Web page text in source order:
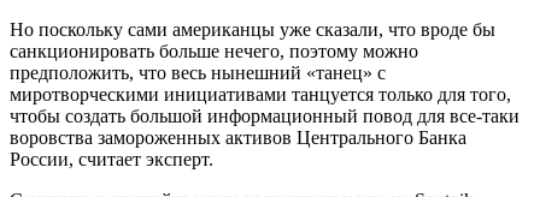
Но поскольку сами американцы уже сказали, что вроде бы
санкционировать больше нечего, поэтому можно
предположить, что весь нынешний «танец» с
миротворческими инициативами танцуется только для того,
чтобы создать большой информационный повод для все-таки
воровства замороженных активов Центрального Банка
России, считает эксперт.